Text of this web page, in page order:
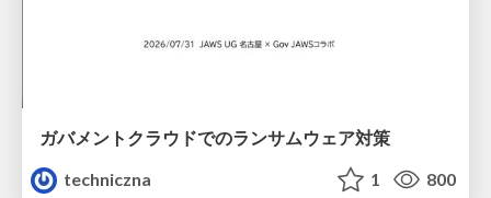
ガバメントクラウドでのランサムウェア対策
techniczna
1 800